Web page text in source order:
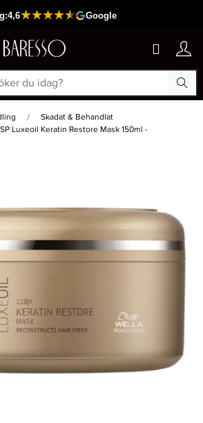
Skadat & Behandlat
Luxeoil Keratin Restore Mask 150ml -
Color Excel 5 Light Brown - Toning
229 kr 194,65 kr